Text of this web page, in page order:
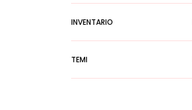
INVENTARIO
TEMI